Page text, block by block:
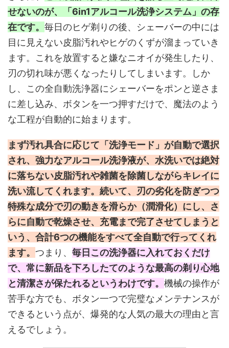
せないのが、「6in1アルコール洗浄システム」の存
在です。 毎日のヒゲ剃りの後、シェーバーの中には
目に見えない皮脂汚れやヒゲのくずが溜まっていき
ます。これを放置すると嫌なニオイが発生したり、
刃の切れ味が悪くなったりしてしまいます。しか
し、この全自動洗浄器にシェーバーをポンと逆さま
に差し込み、ボタンを一つ押すだけで、魔法のよう
な工程が自動的に始まります。
まず汚れ具合に応じて「洗浄モード」が自動で選択
され、強力なアルコール洗浄液が、水洗いでは絶対
に落ちない皮脂汚れや雑菌を除菌しながらキレイに
洗い流してくれます。続いて、刃の劣化を防ぎつつ
特殊な成分で刃の動きを滑らか（潤滑化）にし、さ
らに自動で乾燥させ、充電まで完了させてしまうと
いう、合計6つの機能をすべて全自動で行ってくれ
ます。 つまり、 毎日この洗浄器に入れておくだけ
で、常に新品を下ろしたてのような最高の剃り心地
と清潔さが保たれるというわけです。 機械の操作が
苦手な方でも、ボタン一つで完璧なメンテナンスが
できるという点が、爆発的な人気の最大の理由と言
えるでしょう。